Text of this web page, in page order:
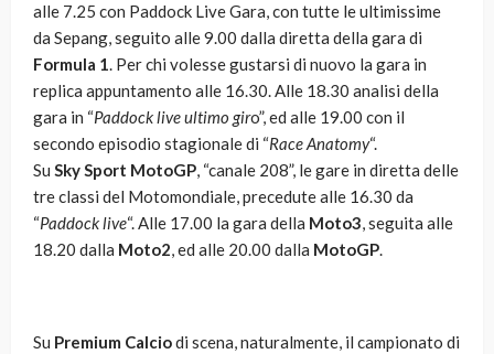
alle 7.25 con Paddock Live Gara, con tutte le ultimissime
da Sepang, seguito alle 9.00 dalla diretta della gara di
Formula 1. Per chi volesse gustarsi di nuovo la gara in
replica appuntamento alle 16.30. Alle 18.30 analisi della
gara in “Paddock live ultimo giro”, ed alle 19.00 con il
secondo episodio stagionale di “Race Anatomy“.
Su Sky Sport MotoGP, “canale 208”, le gare in diretta delle
tre classi del Motomondiale, precedute alle 16.30 da
“Paddock live“. Alle 17.00 la gara della Moto3, seguita alle
18.20 dalla Moto2, ed alle 20.00 dalla MotoGP.
Su Premium Calciodi scena, naturalmente, il campionato di